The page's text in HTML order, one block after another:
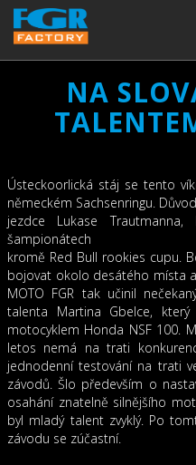
NA
Ústeckoorlická stáj se tento
německém Sachsenringu.
jezdce Lukase
šampionátech
kromě Red Bull rookies cupu.
bojovat okolo desátého místa
MOTO FGR tak učinil
talenta Martina Gbelce,
motocyklem Honda NSF 100.
letos nemá na trati
jednodenní testování na trati
závodů. Šlo především o
osahání znatelně silnějšího
byl mladý talent zvyklý. Po
závodu se zúčastní.